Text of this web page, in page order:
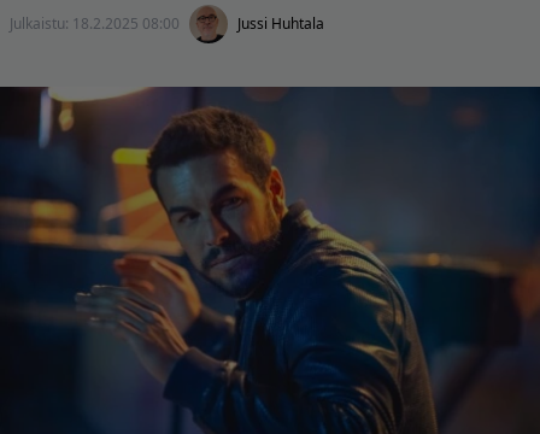
Julkaistu: 18.2.2025 08:00 Jussi Huhtala